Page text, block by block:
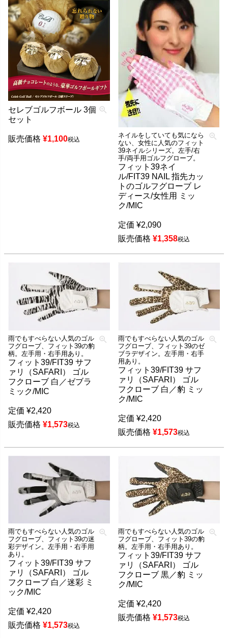
セレブゴルフボール 3個
セット
販売価格 ¥1,100税込
ネイルをしていても気になら
ない、女性に人気のフィット
39ネイルシリーズ。左手/右
手/両手用ゴルフグローブ。
フィット39ネイ
ル/FIT39 NAIL 指先カッ
トのゴルフグローブ レ
ディース/女性用 ミッ
ク/MIC
定価 ¥2,090
販売価格 ¥1,358税込
雨でもすべらない人気のゴル
フグローブ、フィット39の豹
柄。左手用・右手用あり。
フィット39/FIT39 サフ
ァリ（SAFARI） ゴル
フクローブ 白／ゼブラ
ミック/MIC
定価 ¥2,420
販売価格 ¥1,573税込
雨でもすべらない人気のゴル
フグローブ、フィット39のゼ
ブラデザイン。左手用・右手
用あり。
フィット39/FIT39 サフ
ァリ（SAFARI） ゴル
フクローブ 白／豹 ミッ
ク/MIC
定価 ¥2,420
販売価格 ¥1,573税込
雨でもすべらない人気のゴル
フグローブ、フィット39の迷
彩デザイン。左手用・右手用
あり。
フィット39/FIT39 サフ
ァリ（SAFARI） ゴル
フクローブ 白／迷彩 ミ
ック/MIC
定価 ¥2,420
販売価格 ¥1,573税込
雨でもすべらない人気のゴル
フグローブ、フィット39の豹
柄。左手用・右手用あり。
フィット39/FIT39 サフ
ァリ（SAFARI） ゴル
フクローブ 黒／豹 ミッ
ク/MIC
定価 ¥2,420
販売価格 ¥1,573税込